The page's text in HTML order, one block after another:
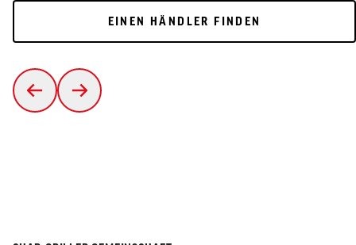
EINEN HÄNDLER FINDEN
EINEN HÄNDLER FINDEN